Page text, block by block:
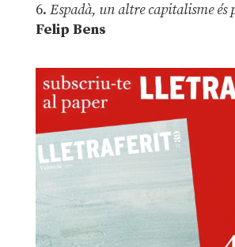
6. Espadà, un altre capitalisme és
Felip Bens